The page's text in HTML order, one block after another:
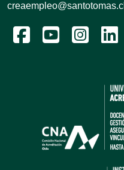
creaempleo@santotomas.cl